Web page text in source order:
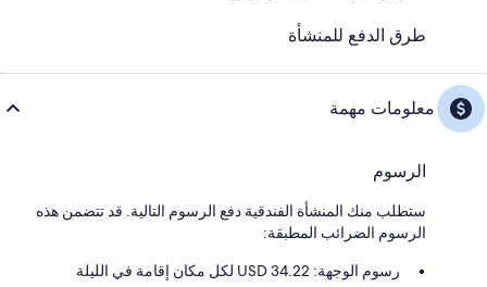
طرق الدفع للمنشأة
معلومات مهمة
الرسوم
ستطلب منك المنشأة الفندقية دفع الرسوم التالية. قد تتضمن هذه
الرسوم الضرائب المطبقة:
رسوم الوجهة: 34.22 USD لكل مكان إقامة في الليلة